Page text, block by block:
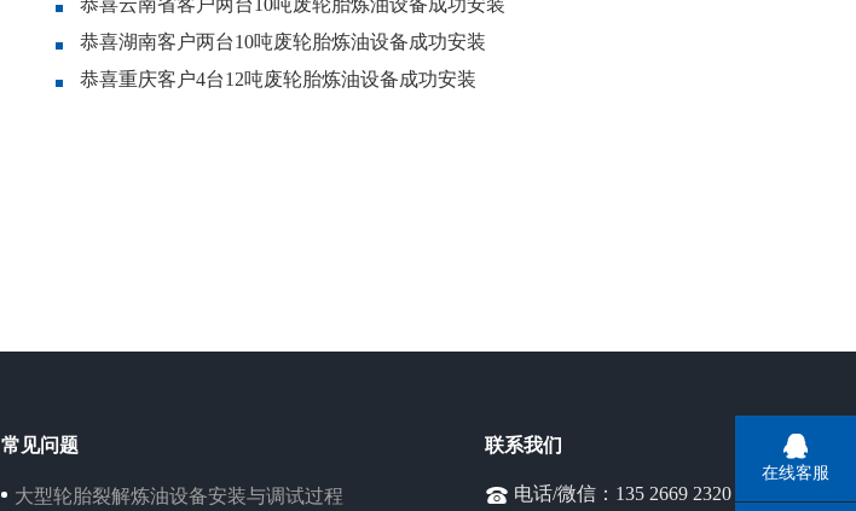
恭喜云南省客户两台10吨废轮胎炼油设备成功安装
恭喜湖南客户两台10吨废轮胎炼油设备成功安装
恭喜重庆客户4台12吨废轮胎炼油设备成功安装
常见问题
大型轮胎裂解炼油设备安装与调试过程
联系我们
电话/微信：135 2669 2320
在线客服